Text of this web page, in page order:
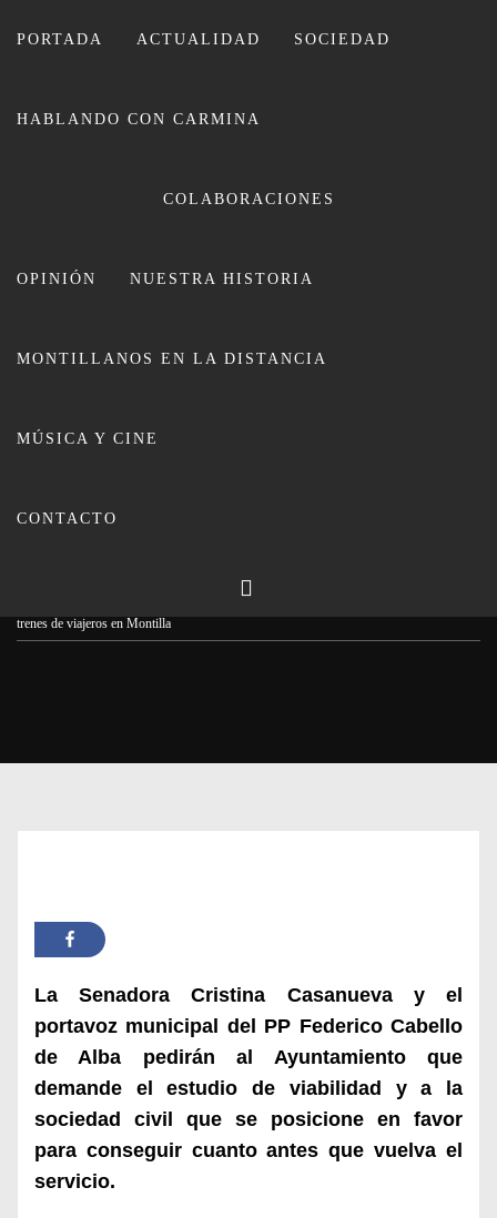
PORTADA ACTUALIDAD SOCIEDAD
HABLANDO CON CARMINA
COLABORACIONES
OPINIÓN NUESTRA HISTORIA
MONTILLANOS EN LA DISTANCIA
MÚSICA Y CINE
CONTACTO
CARMINA LEIVA
El PP pide al Gobierno el estudio
trenes de viajeros en Montilla
La Senadora Cristina Casanueva y el
portavoz municipal del PP Federico Cabello
de Alba pedirán al Ayuntamiento que
demande el estudio de viabilidad y a la
sociedad civil que se posicione en favor
para conseguir cuanto antes que vuelva el
servicio.